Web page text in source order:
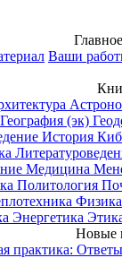
Ваши
География (эк)
История
Медицина
Политология
Физика
Энергетика
Новые
практика: